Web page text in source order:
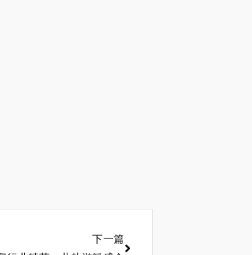
下一篇